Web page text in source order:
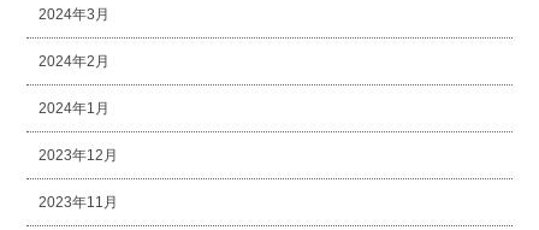
2024年3月
2024年2月
2024年1月
2023年12月
2023年11月